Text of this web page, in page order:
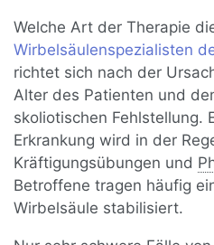
Welche Art der Therapie
Wirbelsäulenspezialisten
richtet sich nach der
Alter des Patienten und
skoliotischen Fehlstellung.
Erkrankung wird in der
Kräftigungsübungen und
Betroffene tragen häufig
Wirbelsäule stabilisiert.